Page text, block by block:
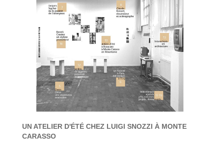
UN ATELIER D'ÉTÉ CHEZ LUIGI SNOZZI À MONTE
CARASSO